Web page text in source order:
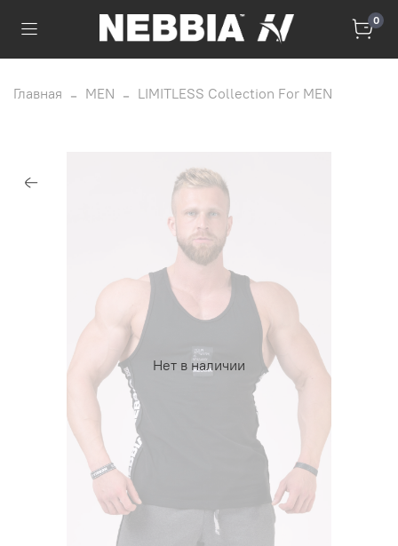
0
Главная MEN LIMITLESS Collection For MEN
Нет в наличии